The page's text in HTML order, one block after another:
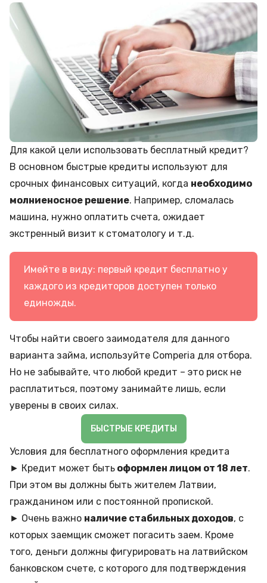
Для какой цели использовать бесплатный кредит?
В основном быстрые кредиты используют для
срочных финансовых ситуаций, когда необходимо
молниеносное решение. Например, сломалась
машина, нужно оплатить счета, ожидает
экстренный визит к стоматологу и т.д.
Имейте в виду: первый кредит бесплатно у
каждого из кредиторов доступен только
единожды.
Чтобы найти своего заимодателя для данного
варианта займа, используйте Comperia для отбора.
Но не забывайте, что любой кредит – это риск не
расплатиться, поэтому занимайте лишь, если
уверены в своих силах.
БЫСТРЫЕ КРЕДИТЫ
Условия для бесплатного оформления кредита
► Кредит может быть оформлен лицом от 18 лет.
При этом вы должны быть жителем Латвии,
гражданином или с постоянной пропиской.
► Очень важно наличие стабильных доходов, с
которых заемщик сможет погасить заем. Кроме
того, деньги должны фигурировать на латвийском
банковском счете, с которого для подтверждения